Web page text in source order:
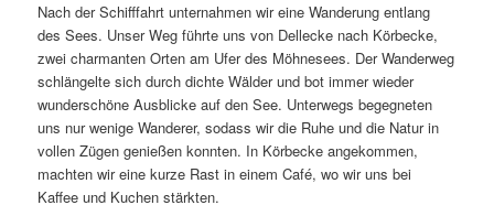
Nach der Schifffahrt unternahmen wir eine Wanderung entlang
des Sees. Unser Weg führte uns von Dellecke nach Körbecke,
zwei charmanten Orten am Ufer des Möhnesees. Der Wanderweg
schlängelte sich durch dichte Wälder und bot immer wieder
wunderschöne Ausblicke auf den See. Unterwegs begegneten
uns nur wenige Wanderer, sodass wir die Ruhe und die Natur in
vollen Zügen genießen konnten. In Körbecke angekommen,
machten wir eine kurze Rast in einem Café, wo wir uns bei
Kaffee und Kuchen stärkten.